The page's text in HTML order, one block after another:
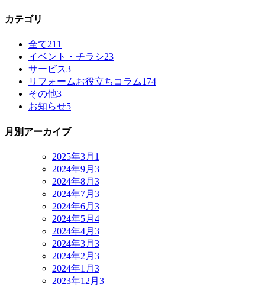
カテゴリ
全て211
イベント・チラシ23
サービス3
リフォームお役立ちコラム174
その他3
お知らせ5
月別アーカイブ
2025年3月 1
2024年9月 3
2024年8月 3
2024年7月 3
2024年6月 3
2024年5月 4
2024年4月 3
2024年3月 3
2024年2月 3
2024年1月 3
2023年12月 3